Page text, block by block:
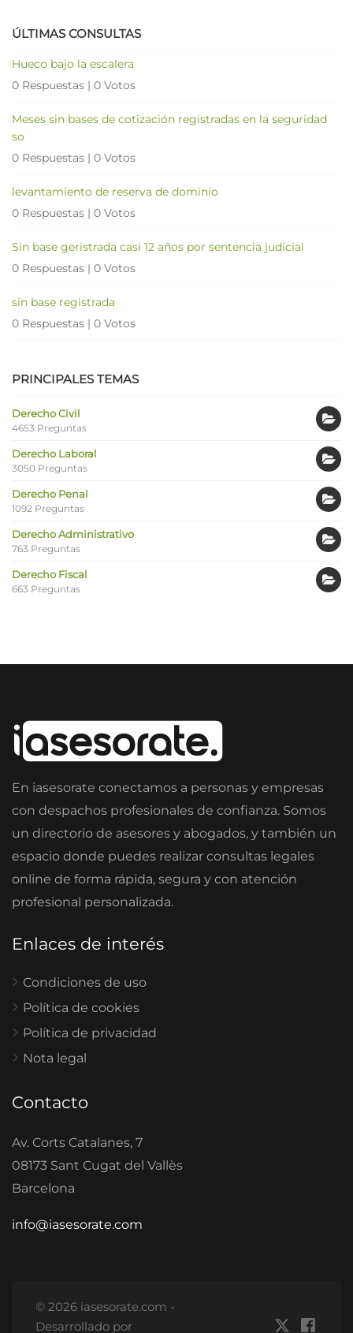
ÚLTIMAS CONSULTAS
Hueco bajo la escalera
0 Respuestas | 0 Votos
Meses sin bases de cotización registradas en la seguridad
so
0 Respuestas | 0 Votos
levantamiento de reserva de dominio
0 Respuestas | 0 Votos
Sin base geristrada casi 12 años por sentencia judicial
0 Respuestas | 0 Votos
sin base registrada
0 Respuestas | 0 Votos
PRINCIPALES TEMAS
Derecho Civil
4653 Preguntas
Derecho Laboral
3050 Preguntas
Derecho Penal
1092 Preguntas
Derecho Administrativo
763 Preguntas
Derecho Fiscal
663 Preguntas
En iasesorate conectamos a personas y empresas
con despachos profesionales de confianza. Somos
un directorio de asesores y abogados, y también un
espacio donde puedes realizar consultas legales
online de forma rápida, segura y con atención
profesional personalizada.
Enlaces de interés
Condiciones de uso
Política de cookies
Política de privacidad
Nota legal
Contacto
Av. Corts Catalanes, 7
08173 Sant Cugat del Vallès
Barcelona
info@iasesorate.com
© 2026 iasesorate.com -
Desarrollado por